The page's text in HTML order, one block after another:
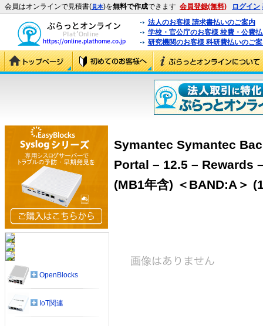
会員はオンラインで見積書(見本)を無料で作成できます 会員登録(無料) ログイン
法人のお客様 請求書払いのご案内
学校・官公庁のお客様 校費・公費
研究機関のお客様 科研費払いのご
Symantec Symantec
Portal – 12.5 – Rewards
(MB1年含) ＜BAND:A＞
OpenBlocks
IoT関連